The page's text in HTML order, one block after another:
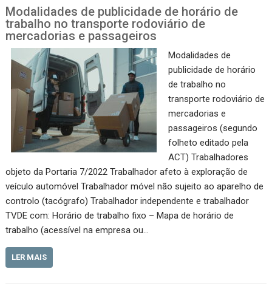
Modalidades de publicidade de horário de
trabalho no transporte rodoviário de
mercadorias e passageiros
Modalidades de
publicidade de horário
de trabalho no
transporte rodoviário de
mercadorias e
passageiros (segundo
folheto editado pela
ACT) Trabalhadores
objeto da Portaria 7/2022 Trabalhador afeto à exploração de
veículo automóvel Trabalhador móvel não sujeito ao aparelho de
controlo (tacógrafo) Trabalhador independente e trabalhador
TVDE com: Horário de trabalho fixo – Mapa de horário de
trabalho (acessível na empresa ou…
LER MAIS